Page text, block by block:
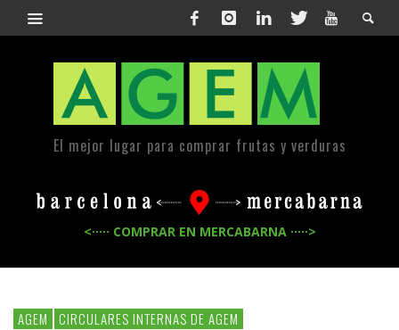
El mejor lugar para comprar frutas y verduras
<····· COMPRAR EN MERCABARNA ·····>
AGEM CIRCULARES INTERNAS DE AGEM